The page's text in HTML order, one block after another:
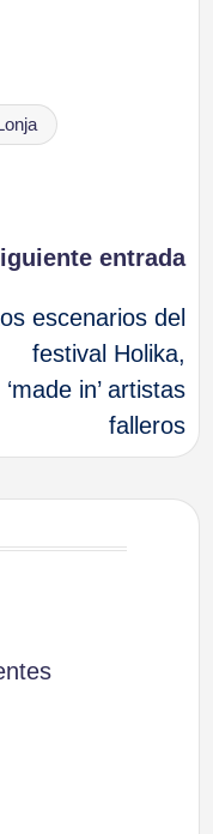
entrada
escenarios del
festival Holika,
‘made in’ artistas
falleros